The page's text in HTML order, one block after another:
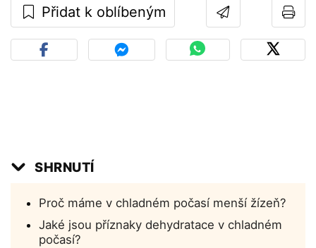
Přidat k oblíbeným
SHRNUTÍ
Proč máme v chladném počasí menší žízeň?
Jaké jsou příznaky dehydratace v chladném
počasí?